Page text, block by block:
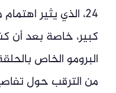
24، الذي يثير
كبير، خاصة بعد أن
البرومو الخاص
من الترقب حول